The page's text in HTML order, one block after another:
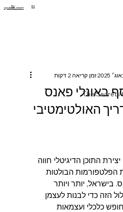
opulent_charm
RU EN
The Secrets
באונלי פאנס
האולטימטיבי
זמן קריאה 2 דקות
התוכן הדיגיטלי חווה
הפלטפורמות הבולטות
בישראל, יותר ויותר
הזה כדי לבנות לעצמן
כלכלי ועצמאות